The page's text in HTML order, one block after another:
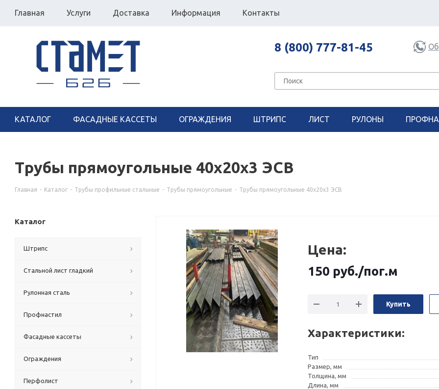
Главная Услуги Доставка Информация Контакты
8 (800) 777-81-45
КАТАЛОГ ФАСАДНЫЕ КАССЕТЫ ОГРАЖДЕНИЯ ШТРИПС ЛИСТ РУЛОНЫ
Трубы прямоугольные 40х20х3 ЭСВ
Главная - Каталог - Трубы профильные стальные - Трубы прямоугольные - Трубы прямоугольные 40х20х3 ЭСВ
Цена:
150 руб./пог.м
Купить
Характеристики:
Тип
Размер, мм
Толщина, мм
Длина, мм
Каталог
Штрипс
Стальной лист гладкий
Рулонная сталь
Профнастил
Фасадные кассеты
Ограждения
Перфолист